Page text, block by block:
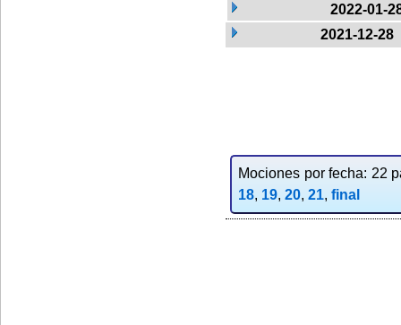
2022-01-
2021-12-28
Mociones por fecha: 22
18, 19, 20, 21, final